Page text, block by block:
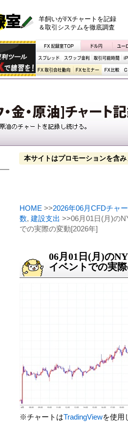
羊飼いがFXチャートを記録
＆取引システムを徹底調査
本サイトはプロモーションを含み
HOME >>2026年06月CFDチャ
数, 建設支出 >>06月01日(月)の
での実際の変動[2026年]
06月01日(月)の
イベントでの実
※チャートはTradingViewを使用